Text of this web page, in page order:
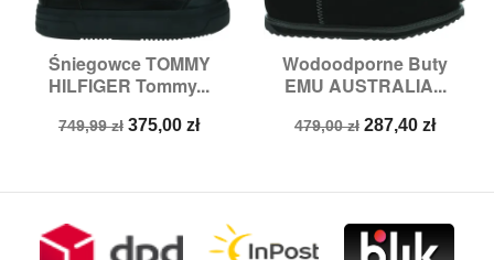
Śniegowce TOMMY
HILFIGER Tommy...
Cena
749,99 zł Cena
375,00 zł
Wodoodporne Buty
EMU AUSTRALIA...
Cena
479,00 zł Cena
287,40 zł